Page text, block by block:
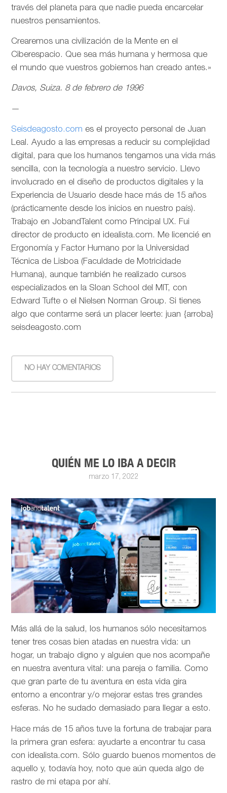
través del planeta para que nadie pueda encarcelar
nuestros pensamientos.
Crearemos una civilización de la Mente en el
Ciberespacio. Que sea más humana y hermosa que
el mundo que vuestros gobiernos han creado antes.»
Davos, Suiza. 8 de febrero de 1996
—
Seisdeagosto.com es el proyecto personal de Juan
Leal. Ayudo a las empresas a reducir su complejidad
digital, para que los humanos tengamos una vida más
sencilla, con la tecnología a nuestro servicio. Llevo
involucrado en el diseño de productos digitales y la
Experiencia de Usuario desde hace más de 15 años
(prácticamente desde los inicios en nuestro país).
Trabajo en JobandTalent como Principal UX. Fui
director de producto en idealista.com. Me licencié en
Ergonomía y Factor Humano por la Universidad
Técnica de Lisboa (Faculdade de Motricidade
Humana), aunque también he realizado cursos
especializados en la Sloan School del MIT, con
Edward Tufte o el Nielsen Norman Group. Si tienes
algo que contarme será un placer leerte: juan {arroba}
seisdeagosto.com
NO HAY COMENTARIOS
QUIÉN ME LO IBA A DECIR
marzo 17, 2022
Más allá de la salud, los humanos sólo necesitamos
tener tres cosas bien atadas en nuestra vida: un
hogar, un trabajo digno y alguien que nos acompañe
en nuestra aventura vital: una pareja o familia. Como
que gran parte de tu aventura en esta vida gira
entorno a encontrar y/o mejorar estas tres grandes
esferas. No he sudado demasiado para llegar a esto.
Hace más de 15 años tuve la fortuna de trabajar para
la primera gran esfera: ayudarte a encontrar tu casa
con idealista.com. Sólo guardo buenos momentos de
aquello y, todavía hoy, noto que aún queda algo de
rastro de mi etapa por ahí.